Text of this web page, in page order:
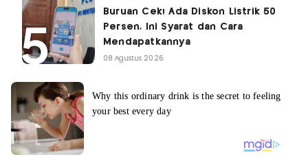
Buruan Cek! Ada Diskon Listrik 50
Persen, Ini Syarat dan Cara
Mendapatkannya
08 Agustus 2026